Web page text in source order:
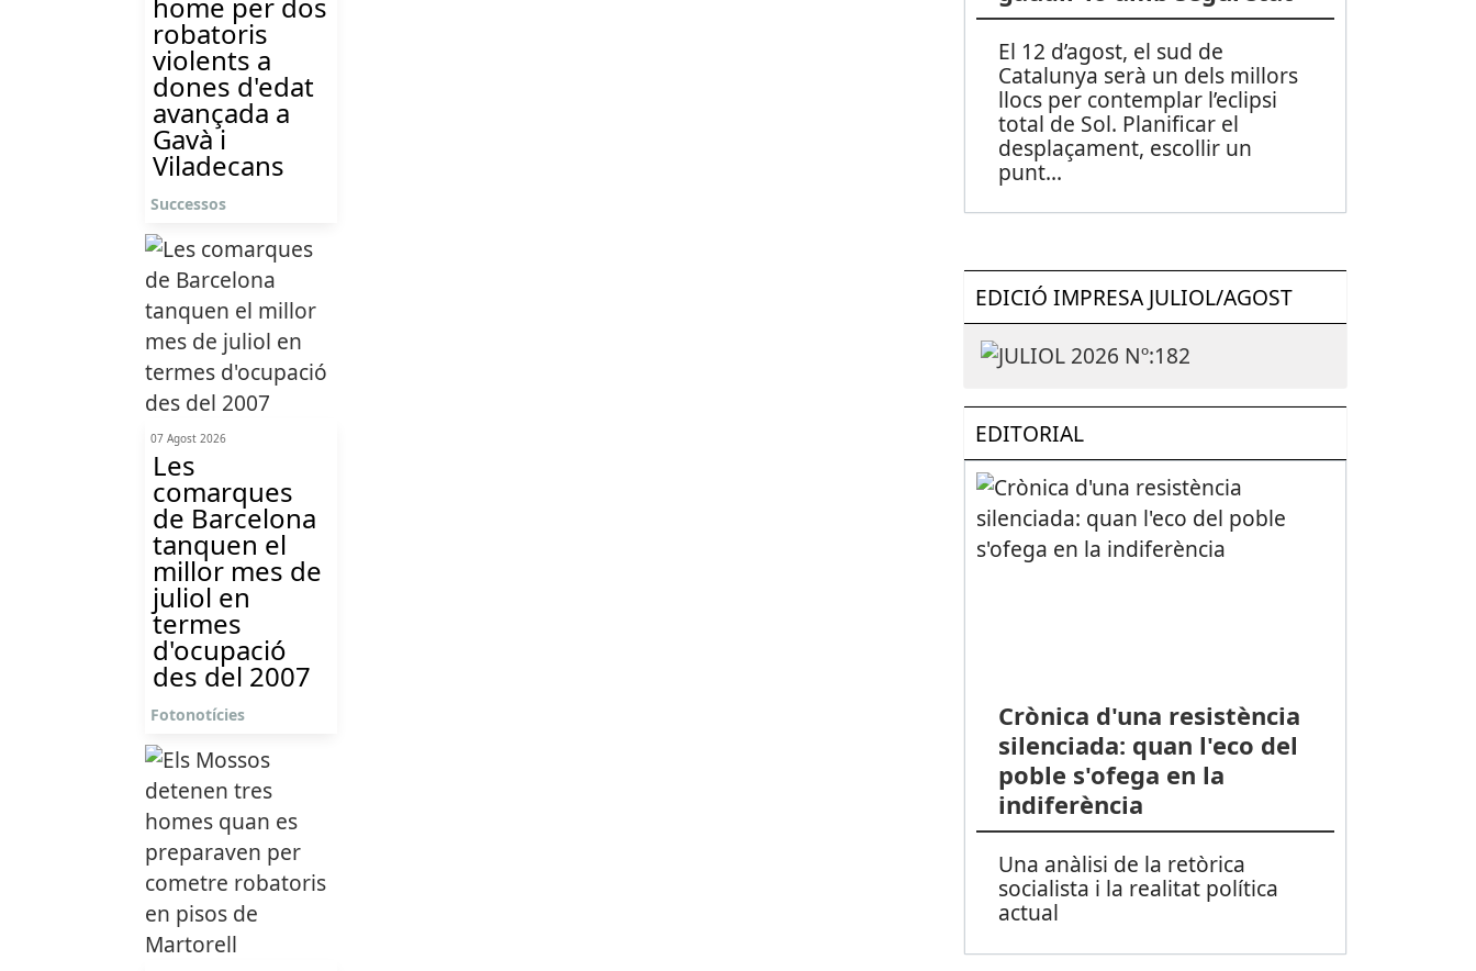
robatoris
violents a
dones d'edat
avançada a
Gavà i
Viladecans
Successos
07 Agost 2026
Les
comarques
de Barcelona
tanquen el
millor mes de
juliol en
termes
d'ocupació
des del 2007
Fotonotícies
El 12 d’agost, el sud de
Catalunya serà un dels millors
llocs per contemplar l’eclipsi
total de Sol. Planificar el
desplaçament, escollir un
punt...
EDICIÓ IMPRESA JULIOL/AGOST
EDITORIAL
Crònica d'una resistència
silenciada: quan l'eco del
poble s'ofega en la
indiferència
Una anàlisi de la retòrica
socialista i la realitat política
actual